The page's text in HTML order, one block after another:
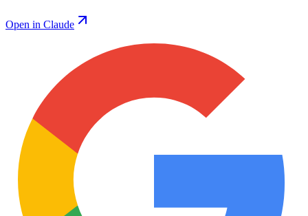
Open in Claude